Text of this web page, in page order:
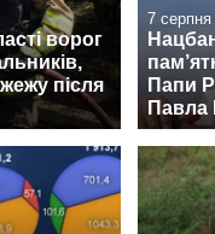
ворог
після
7 серпня
Папи
Павла